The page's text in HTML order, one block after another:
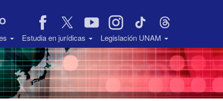
Estudia en jurídicas Legislación UNAM